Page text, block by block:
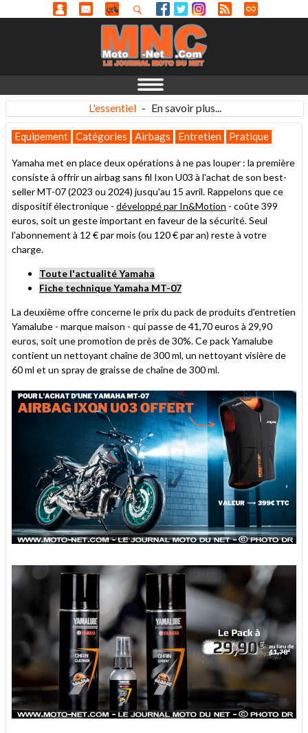
L'essentiel - En savoir plus...
Equipement Catégories Airbags Entretien Pratique
Yamaha met en place deux opérations à ne pas louper : la première
consiste à offrir un airbag sans fil Ixon U03 à l'achat de son best-
seller MT-07 (2023 ou 2024) jusqu'au 15 avril. Rappelons que ce
dispositif électronique - développé par In&Motion - coûte 399
euros, soit un geste important en faveur de la sécurité. Seul
l'abonnement à 12 € par mois (ou 120 € par an) reste à votre
charge.
Toute l'actualité Yamaha
Fiche technique Yamaha MT-07
La deuxième offre concerne le prix du pack de produits d'entretien
Yamalube - marque maison - qui passe de 41,70 euros à 29,90
euros, soit une promotion de près de 30%. Ce pack Yamalube
contient un nettoyant chaîne de 300 ml, un nettoyant visière de
60 ml et un spray de graisse de chaîne de 300 ml.